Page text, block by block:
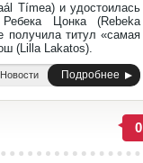
Tímea) и удостоилась
Цонка (Rebeka
получила титул «самая
(Lilla Lakatos).
Новости Подробнее
0